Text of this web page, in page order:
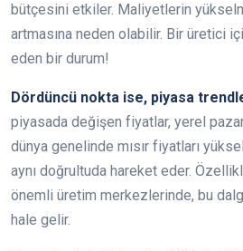
bütçesini etkiler. Maliyetlerin
artmasına neden olabilir. Bir üretici
eden bir durum!
Dördüncü nokta ise, piyasa
piyasada değişen fiyatlar, yerel
dünya genelinde mısır fiyatları
aynı doğrultuda hareket eder.
önemli üretim merkezlerinde, bu
hale gelir.